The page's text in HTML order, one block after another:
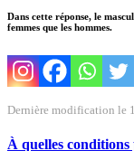
Dans cette réponse, le
femmes que les hommes.
Dernière modification le
À quelles